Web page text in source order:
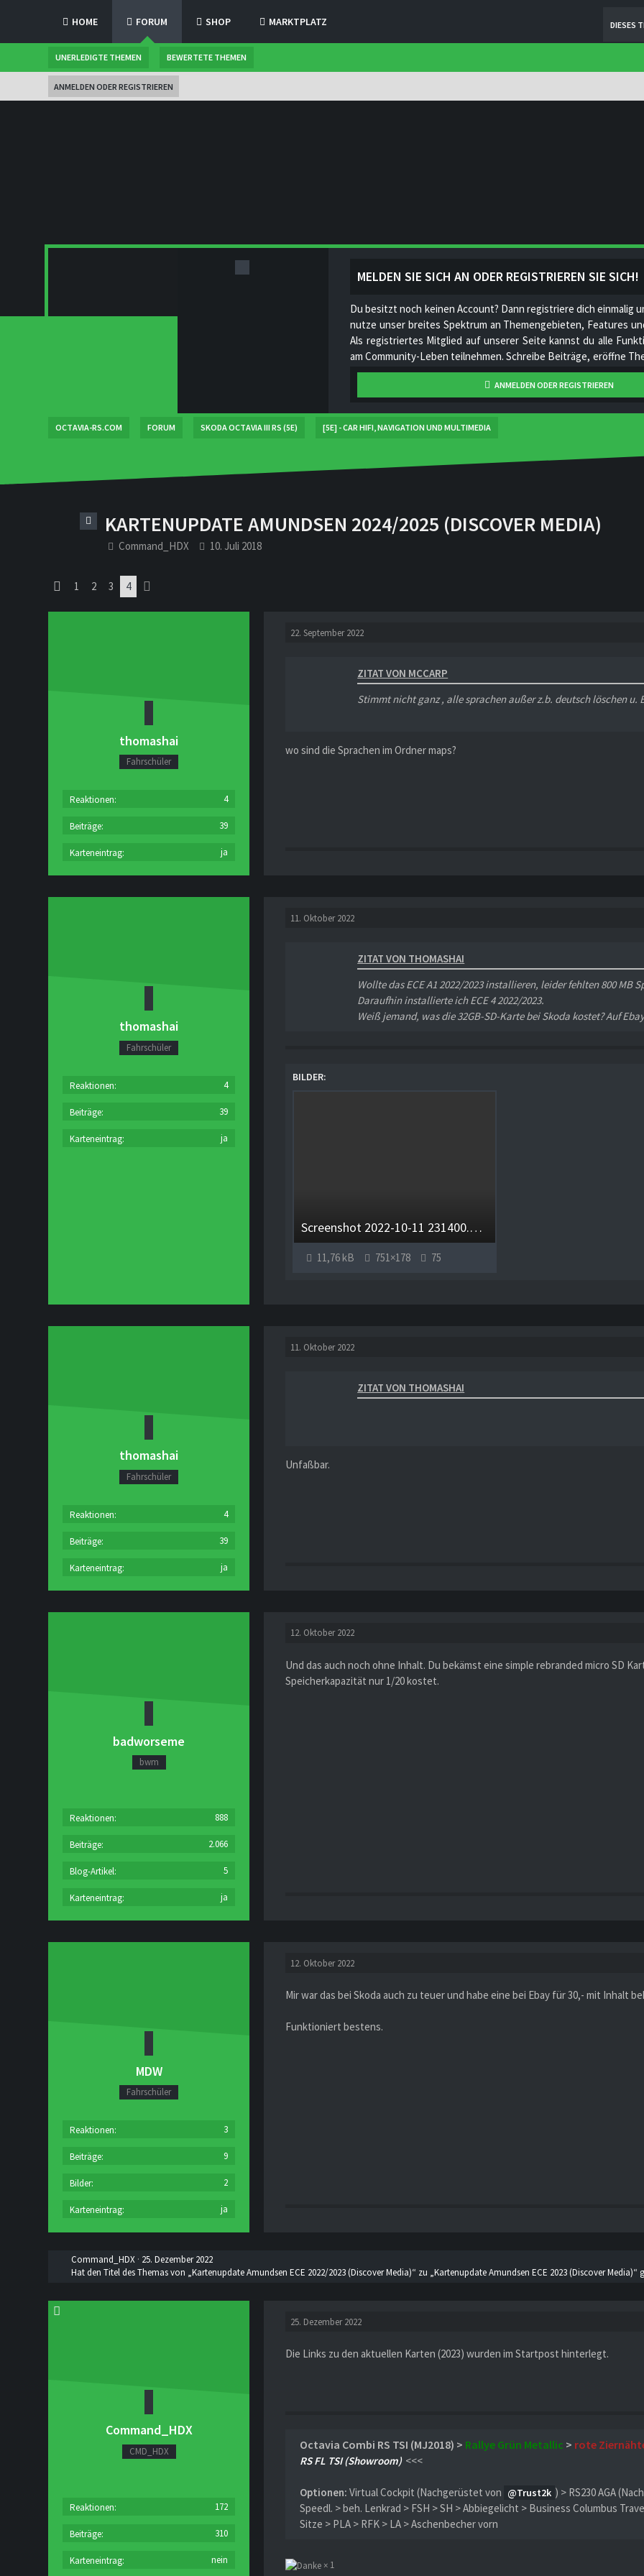
HOME FORUM
UNERLEDIGTE THEMEN BEWERTETE THEMEN
SHOP MARKTPLATZ DIESES
ANMELDEN ODER REGISTRIEREN
MELDEN SIE SICH AN ODER REGISTRIEREN SIE SICH!
Du besitzt noch keinen Account? Dann registriere dich einmalig
nutze unser breites Spektrum an Themengebieten, Features
Als registriertes Mitglied auf unserer Seite kannst du alle
am Community-Leben teilnehmen. Schreibe Beiträge, eröffne
hoch, stelle deine Videos online, unterhalte dich mit anderen
unser Projekt stetig zu verbessern und gemeinsam zu wachsen!
ANMELDEN ODER REGISTRIEREN
OCTAVIA-RS.COM FORUM SKODA OCTAVIA III RS (5E) [5E] - CAR HIFI, NAVIGATION UND MULTIMEDIA
KARTENUPDATE AMUNDSEN 2024/2025 (DISCOVER MEDIA)
Command_HDX 10. Juli 2018
1 2 3 4
thomashai
Fahrschüler
Reaktionen 4
Beiträge 39
Karteneintrag ja
22. September 2022
ZITAT VON MCCARP
Stimmt nicht ganz , alle sprachen außer z.b. deutsch löschen
wo sind die Sprachen im Ordner maps?
thomashai
Fahrschüler
Reaktionen 4
Beiträge 39
Karteneintrag ja
11. Oktober 2022
ZITAT VON THOMASHAI
Wollte das ECE A1 2022/2023 installieren, leider fehlten 800 MB
Daraufhin installierte ich ECE 4 2022/2023.
Weiß jemand, was die 32GB-SD-Karte bei Skoda kostet? Auf
BILDER
Screenshot 2022-10-11 231400.png
11,76 kB 751×178 75
thomashai
Fahrschüler
Reaktionen 4
Beiträge 39
Karteneintrag ja
11. Oktober 2022
ZITAT VON THOMASHAI
Unfaßbar.
badworseme
bwm
Reaktionen 888
Beiträge 2.066
Blog-Artikel 5
Karteneintrag ja
12. Oktober 2022
Und das auch noch ohne Inhalt. Du bekämst eine simple rebranded micro SD
Speicherkapazität nur 1/20 kostet.
MDW
Fahrschüler
Reaktionen 3
Beiträge 9
Bilder 2
Karteneintrag ja
12. Oktober 2022
Mir war das bei Skoda auch zu teuer und habe eine bei Ebay für 30,- mit Inhalt
Funktioniert bestens.
Command_HDX 25. Dezember 2022
Hat den Titel des Themas von „Kartenupdate Amundsen ECE 2022/2023 (Discover Media)“ zu „Kartenupdate Amundsen ECE 2023 (Discover Media)“
Command_HDX
CMD_HDX
Reaktionen 172
Beiträge 310
Karteneintrag nein
25. Dezember 2022
Die Links zu den aktuellen Karten (2023) wurden im Startpost hinterlegt.
Octavia Combi RS TSI (MJ2018) > Rallye Grün Metallic > rote
RS FL TSI (Showroom) <<<
Optionen: Virtual Cockpit (Nachgerüstet von Trust2k ) > RS230 AGA
Speedl. > beh. Lenkrad > FSH > SH > Abbiegelicht > Business Columbus
Sitze > PLA > RFK > LA > Aschenbecher vorn
1